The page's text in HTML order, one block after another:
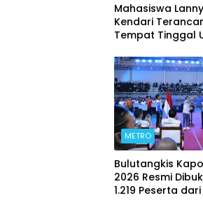
Mahasiswa
Kendari
Tempat Tinggal
METRO
Bulutangkis
2026 Resmi
1.219 Peserta